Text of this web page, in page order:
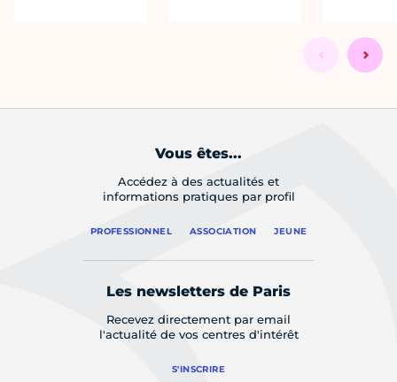
Vous êtes...
Accédez à des actualités et
informations pratiques par profil
PROFESSIONNEL ASSOCIATION JEUNE
Les newsletters de Paris
Recevez directement par email
l'actualité de vos centres d'intérêt
S'INSCRIRE